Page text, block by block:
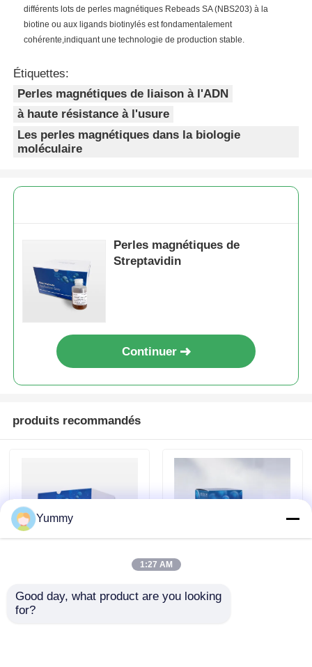
différents lots de perles magnétiques Rebeads SA (NBS203) à la
biotine ou aux ligands biotinylés est fondamentalement
cohérente,indiquant une technologie de production stable.
Étiquettes:
Perles magnétiques de liaison à l'ADN
à haute résistance à l'usure
Les perles magnétiques dans la biologie
moléculaire
Perles magnétiques de
Streptavidin
Continuer
produits recommandés
Sélection de la taille
de l'ADN Perles
Billes magnétiques
pour la purification
Yummy
1:27 AM
Good day, what product are you looking
for?